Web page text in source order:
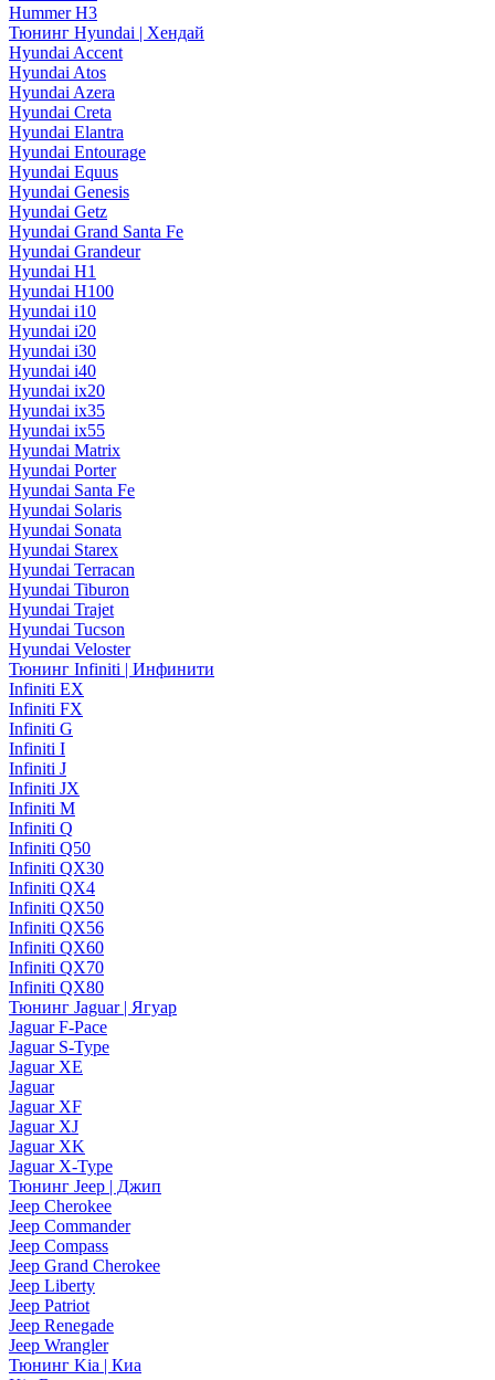
Hummer H3
Тюнинг Hyundai | Хендай
Hyundai Accent
Hyundai Atos
Hyundai Azera
Hyundai Creta
Hyundai Elantra
Hyundai Entourage
Hyundai Equus
Hyundai Genesis
Hyundai Getz
Hyundai Grand Santa Fe
Hyundai Grandeur
Hyundai H1
Hyundai H100
Hyundai i10
Hyundai i20
Hyundai i30
Hyundai i40
Hyundai ix20
Hyundai ix35
Hyundai ix55
Hyundai Matrix
Hyundai Porter
Hyundai Santa Fe
Hyundai Solaris
Hyundai Sonata
Hyundai Starex
Hyundai Terracan
Hyundai Tiburon
Hyundai Trajet
Hyundai Tucson
Hyundai Veloster
Тюнинг Infiniti | Инфинити
Infiniti EX
Infiniti FX
Infiniti G
Infiniti I
Infiniti J
Infiniti JX
Infiniti M
Infiniti Q
Infiniti Q50
Infiniti QX30
Infiniti QX4
Infiniti QX50
Infiniti QX56
Infiniti QX60
Infiniti QX70
Infiniti QX80
Тюнинг Jaguar | Ягуар
Jaguar F-Pace
Jaguar S-Type
Jaguar XE
Jaguar
Jaguar XF
Jaguar XJ
Jaguar XK
Jaguar X-Type
Тюнинг Jeep | Джип
Jeep Cherokee
Jeep Commander
Jeep Compass
Jeep Grand Cherokee
Jeep Liberty
Jeep Patriot
Jeep Renegade
Jeep Wrangler
Тюнинг Kia | Киа